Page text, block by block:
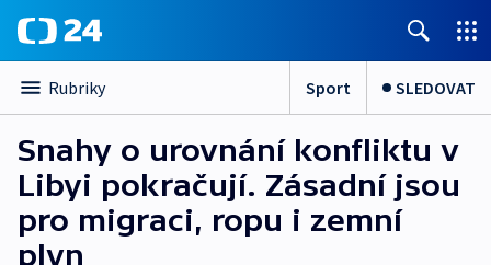
Rubriky Sport SLEDOVAT
Snahy o urovnání konfliktu v
Libyi pokračují. Zásadní jsou
pro migraci, ropu i zemní
plyn